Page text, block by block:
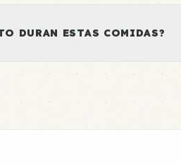
DURAN ESTAS COMIDAS?